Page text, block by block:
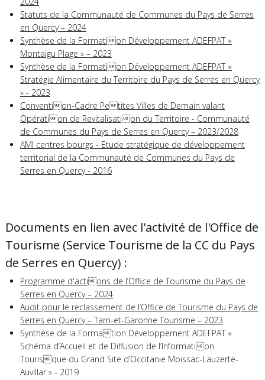
Statuts de la Communauté de Communes du Pays de Serres
en Quercy – 2024
Synthèse de la Formation Développement ADEFPAT «
Montaigu Plage » – 2023
Synthèse de la Formation Développement ADEFPAT «
Stratégie Alimentaire du Territoire du Pays de Serres en Quercy
» - 2023
Convention-Cadre Petites Villes de Demain valant
Opération de Revitalisation du Territoire - Communauté
de Communes du Pays de Serres en Quercy – 2023/2028
AMI centres bourgs - Etude stratégique de développement
territorial de la Communauté de Communes du Pays de
Serres en Quercy - 2016
Documents en lien avec l'activité de l'Office de
Tourisme (Service Tourisme de la CC du Pays
de Serres en Quercy) :
Programme d'actions de l’Office de Tourisme du Pays de
Serres en Quercy – 2024
Audit pour le reclassement de l’Office de Tourisme du Pays de
Serres en Quercy – Tarn-et-Garonne Tourisme – 2023
Synthèse de la Formation Développement ADEFPAT «
Schéma d’Accueil et de Diffusion de l’Information
Tourisque du Grand Site d’Occitanie Moissac-Lauzerte-
Auvillar » - 2019